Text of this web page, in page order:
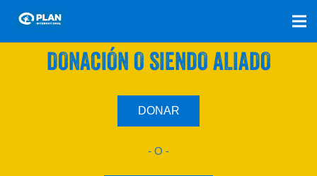
SÚMATE A NUESTRO PLAN CON UNA
DONACIÓN O SIENDO ALIADO
DONAR
- O -